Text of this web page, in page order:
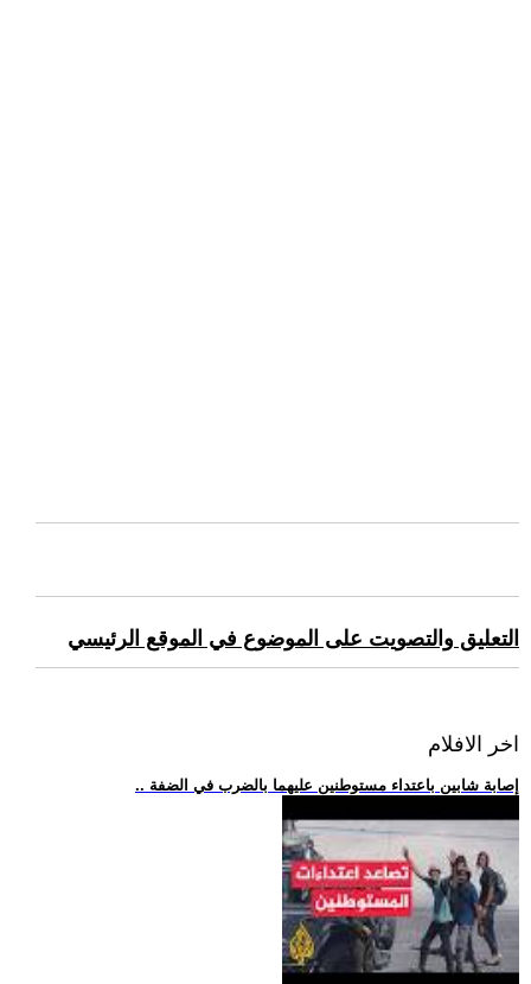
التعليق والتصويت على الموضوع في الموقع الرئيسي
اخر الافلام
.. إصابة شابين باعتداء مستوطنين عليهما بالضرب في الضفة